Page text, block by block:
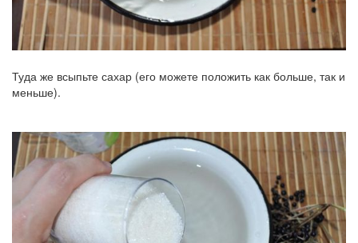
Туда же всыпьте сахар (его можете положить как больше, так и
меньше).